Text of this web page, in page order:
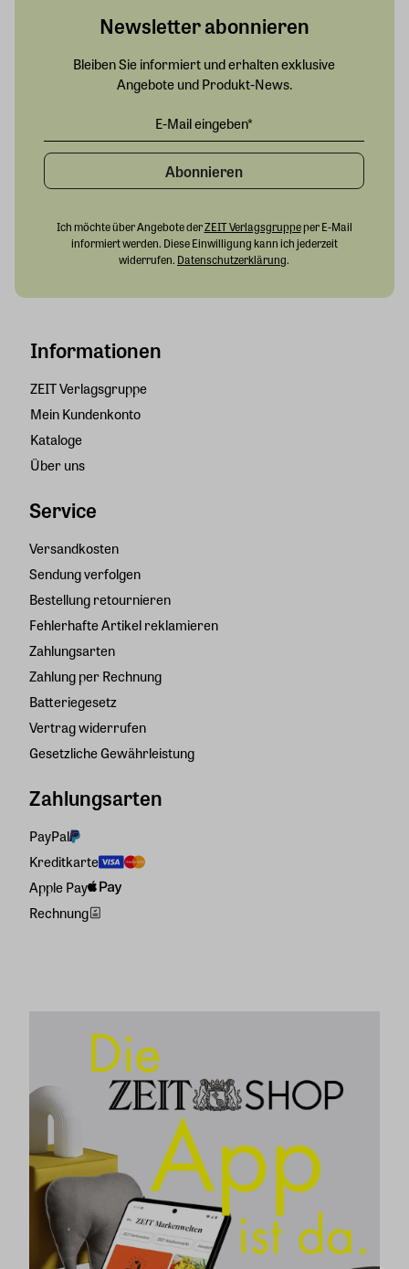
Informationen
ZEIT Verlagsgruppe
Mein Kundenkonto
Kataloge
Über uns
Service
Versandkosten
Sendung verfolgen
Bestellung retournieren
Fehlerhafte Artikel reklamieren
Zahlungsarten
Zahlung per Rechnung
Batteriegesetz
Vertrag widerrufen
Gesetzliche Gewährleistung
Zahlungsarten
PayPal
Kreditkarte
Apple Pay
Rechnung
Newsletter abonnieren
Bleiben Sie informiert und erhalten exklusive
Angebote und Produkt-News.
Abonnieren
Ich möchte über Angebote derZEIT Verlagsgruppeper E-Mail
informiert werden. Diese Einwilligung kann ich jederzeit
widerrufen. Datenschutzerklärung.